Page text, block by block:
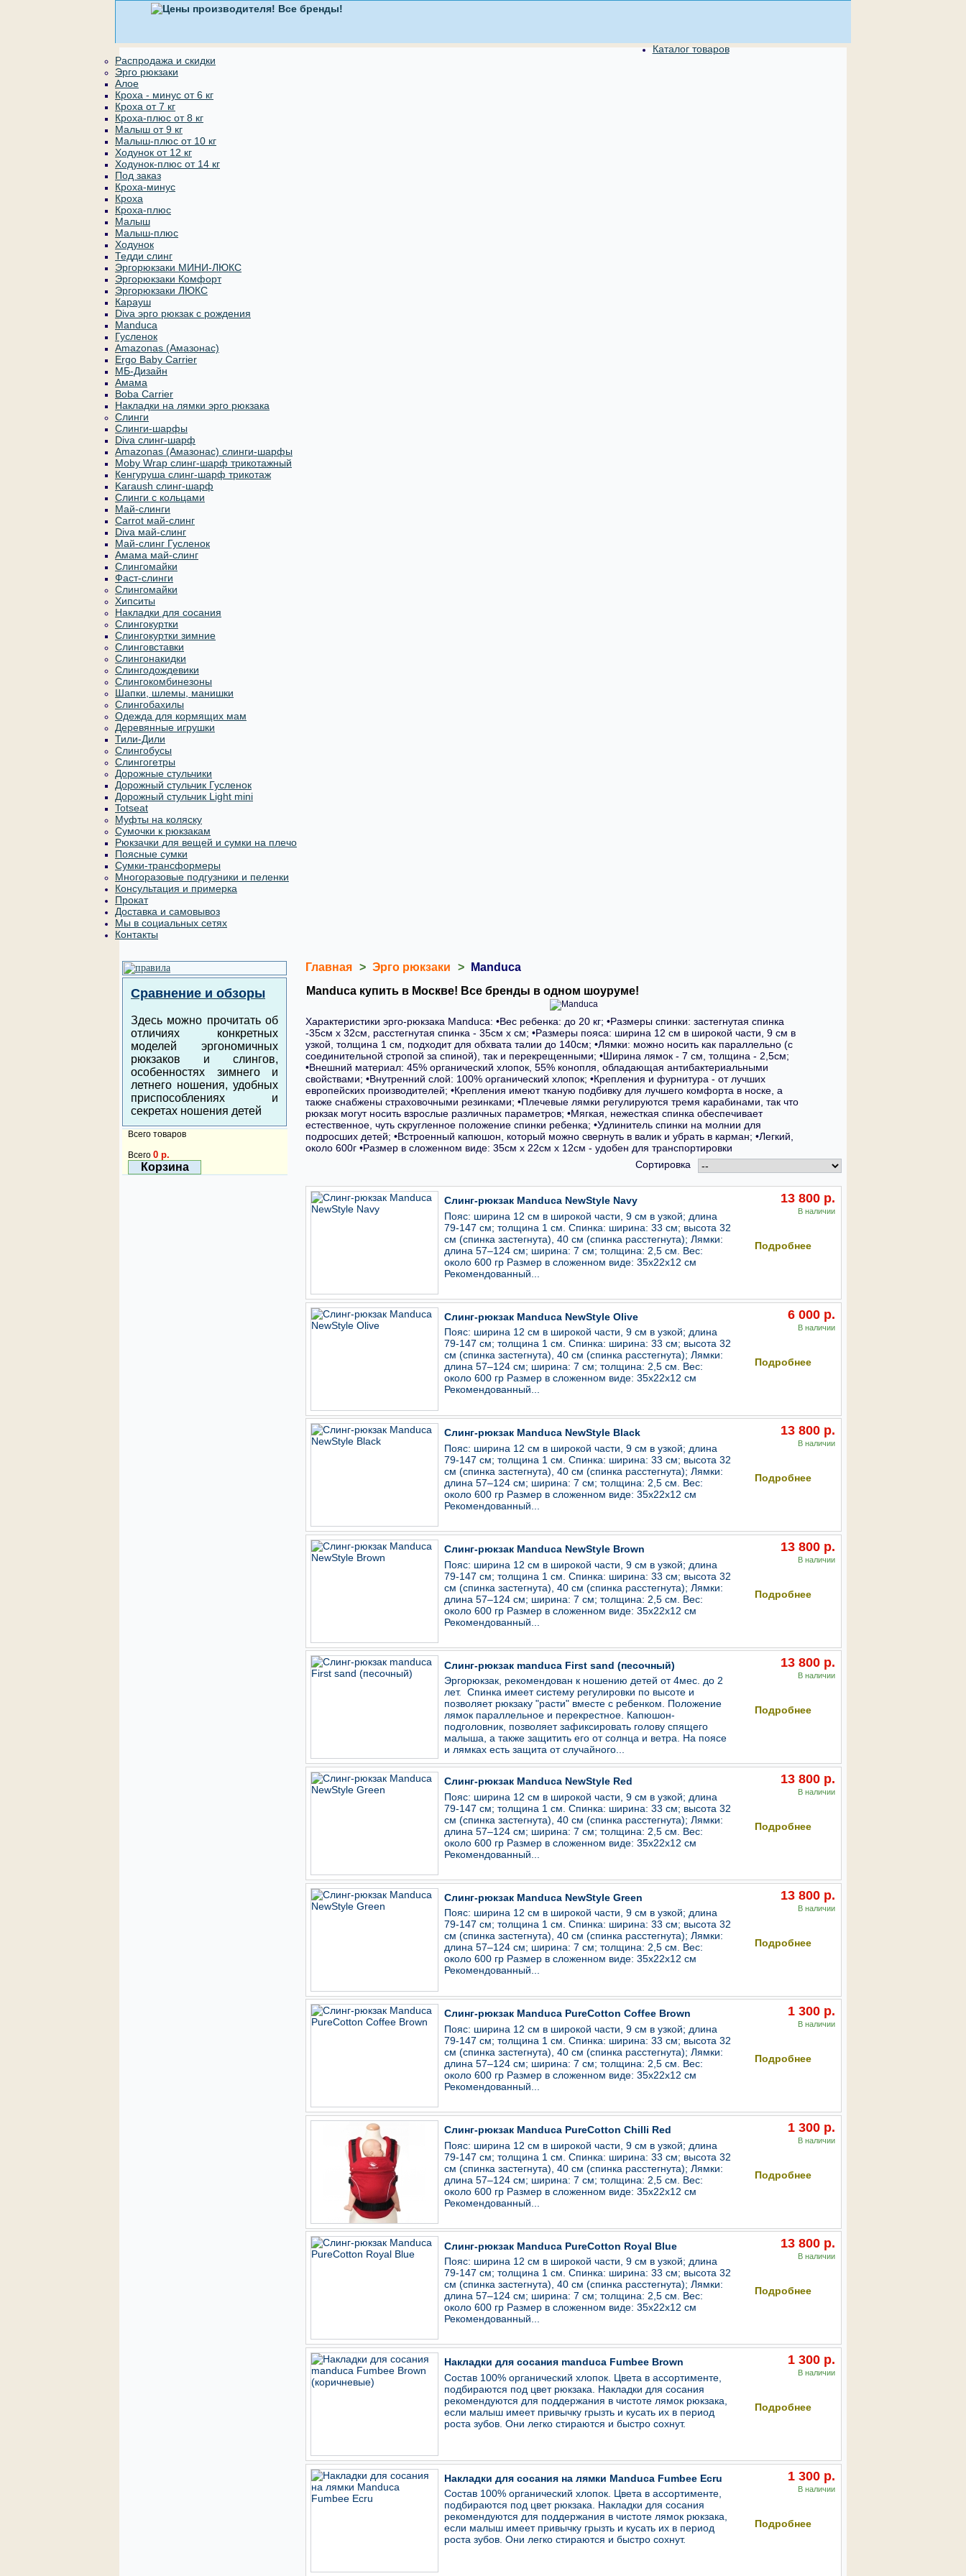
Каталог товаров
Распродажа и скидки
Эрго рюкзаки
Алое
Кроха - минус от 6 кг
Кроха от 7 кг
Кроха-плюс от 8 кг
Малыш от 9 кг
Малыш-плюс от 10 кг
Ходунок от 12 кг
Ходунок-плюс от 14 кг
Под заказ
Кроха-минус
Кроха
Кроха-плюс
Малыш
Малыш-плюс
Ходунок
Тедди слинг
Эргорюкзаки МИНИ-ЛЮКС
Эргорюкзаки Комфорт
Эргорюкзаки ЛЮКС
Карауш
Diva эрго рюкзак с рождения
Manduca
Гусленок
Amazonas (Амазонас)
Ergo Baby Carrier
МБ-Дизайн
Амама
Boba Carrier
Накладки на лямки эрго рюкзака
Слинги
Слинги-шарфы
Diva слинг-шарф
Amazonas (Амазонас) слинги-шарфы
Moby Wrap слинг-шарф трикотажный
Кенгуруша слинг-шарф трикотаж
Karaush слинг-шарф
Слинги с кольцами
Май-слинги
Carrot май-слинг
Diva май-слинг
Май-слинг Гусленок
Амама май-слинг
Слингомайки
Фаст-слинги
Слингомайки
Хипситы
Накладки для сосания
Слингокуртки
Слингокуртки зимние
Слинговставки
Слингонакидки
Слингодождевики
Слингокомбинезоны
Шапки, шлемы, манишки
Слингобахилы
Одежда для кормящих мам
Деревянные игрушки
Тили-Дили
Слингобусы
Слингогетры
Дорожные стульчики
Дорожный стульчик Гусленок
Дорожный стульчик Light mini
Totseat
Муфты на коляску
Сумочки к рюкзакам
Рюкзачки для вещей и сумки на плечо
Поясные сумки
Сумки-трансформеры
Многоразовые подгузники и пеленки
Консультация и примерка
Прокат
Доставка и самовывоз
Мы в социальных сетях
Контакты
Сравнение и обзоры
Здесь можно прочитать об
отличиях конкретных
моделей эргономичных
рюкзаков и слингов,
особенностях зимнего и
летнего ношения, удобных
приспособлениях и
секретах ношения детей
Всего товаров
Всего 0 р.
Корзина
Главная > Эрго рюкзаки >
Manduca
Manduca купить в Москве! Все бренды в одном шоуруме!
Характеристики эрго-рюкзака Manduca: •Вес ребенка: до 20 кг; •Размеры спинки: застегнутая спинка
-35см х 32см, расстегнутая спинка - 35см х см; •Размеры пояса: ширина 12 см в широкой части, 9 см в
узкой, толщина 1 см, подходит для обхвата талии до 140см; •Лямки: можно носить как параллельно (с
соединительной стропой за спиной), так и перекрещенными; •Ширина лямок - 7 см, толщина - 2,5см;
•Внешний материал: 45% органический хлопок, 55% конопля, обладающая антибактериальными
свойствами; •Внутренний слой: 100% органический хлопок; •Крепления и фурнитура - от лучших
европейских производителей; •Крепления имеют тканую подбивку для лучшего комфорта в носке, а
также снабжены страховочными резинками; •Плечевые лямки регулируются тремя карабинами, так что
рюкзак могут носить взрослые различных параметров; •Мягкая, нежесткая спинка обеспечивает
естественное, чуть скругленное положение спинки ребенка; •Удлинитель спинки на молнии для
подросших детей; •Встроенный капюшон, который можно свернуть в валик и убрать в карман; •Легкий,
около 600г •Размер в сложенном виде: 35см х 22см х 12см - удобен для транспортировки
Сортировка
Слинг-рюкзак Manduca NewStyle Navy
Пояс: ширина 12 см в широкой части, 9 см в узкой; длина
79-147 см; толщина 1 см. Спинка: ширина: 33 см; высота 32
см (спинка застегнута), 40 см (спинка расстегнута); Лямки:
длина 57–124 см; ширина: 7 см; толщина: 2,5 см. Вес:
около 600 гр Размер в сложенном виде: 35х22х12 см
Рекомендованный...
13 800 р.
В наличии
Подробнее
Слинг-рюкзак Manduca NewStyle Olive
Пояс: ширина 12 см в широкой части, 9 см в узкой; длина
79-147 см; толщина 1 см. Спинка: ширина: 33 см; высота 32
см (спинка застегнута), 40 см (спинка расстегнута); Лямки:
длина 57–124 см; ширина: 7 см; толщина: 2,5 см. Вес:
около 600 гр Размер в сложенном виде: 35х22х12 см
Рекомендованный...
6 000 р.
В наличии
Подробнее
Слинг-рюкзак Manduca NewStyle Black
Пояс: ширина 12 см в широкой части, 9 см в узкой; длина
79-147 см; толщина 1 см. Спинка: ширина: 33 см; высота 32
см (спинка застегнута), 40 см (спинка расстегнута); Лямки:
длина 57–124 см; ширина: 7 см; толщина: 2,5 см. Вес:
около 600 гр Размер в сложенном виде: 35х22х12 см
Рекомендованный...
13 800 р.
В наличии
Подробнее
Слинг-рюкзак Manduca NewStyle Brown
Пояс: ширина 12 см в широкой части, 9 см в узкой; длина
79-147 см; толщина 1 см. Спинка: ширина: 33 см; высота 32
см (спинка застегнута), 40 см (спинка расстегнута); Лямки:
длина 57–124 см; ширина: 7 см; толщина: 2,5 см. Вес:
около 600 гр Размер в сложенном виде: 35х22х12 см
Рекомендованный...
13 800 р.
В наличии
Подробнее
Слинг-рюкзак manduca First sand (песочный)
Эргорюкзак, рекомендован к ношению детей от 4мес. до 2
лет. Спинка имеет систему регулировки по высоте и
позволяет рюкзаку "расти" вместе с ребенком. Положение
лямок параллельное и перекрестное. Капюшон-
подголовник, позволяет зафиксировать голову спящего
малыша, а также защитить его от солнца и ветра. На поясе
и лямках есть защита от случайного...
13 800 р.
В наличии
Подробнее
Слинг-рюкзак Manduca NewStyle Red
Пояс: ширина 12 см в широкой части, 9 см в узкой; длина
79-147 см; толщина 1 см. Спинка: ширина: 33 см; высота 32
см (спинка застегнута), 40 см (спинка расстегнута); Лямки:
длина 57–124 см; ширина: 7 см; толщина: 2,5 см. Вес:
около 600 гр Размер в сложенном виде: 35х22х12 см
Рекомендованный...
13 800 р.
В наличии
Подробнее
Слинг-рюкзак Manduca NewStyle Green
Пояс: ширина 12 см в широкой части, 9 см в узкой; длина
79-147 см; толщина 1 см. Спинка: ширина: 33 см; высота 32
см (спинка застегнута), 40 см (спинка расстегнута); Лямки:
длина 57–124 см; ширина: 7 см; толщина: 2,5 см. Вес:
около 600 гр Размер в сложенном виде: 35х22х12 см
Рекомендованный...
13 800 р.
В наличии
Подробнее
Слинг-рюкзак Manduca PureCotton Coffee Brown
Пояс: ширина 12 см в широкой части, 9 см в узкой; длина
79-147 см; толщина 1 см. Спинка: ширина: 33 см; высота 32
см (спинка застегнута), 40 см (спинка расстегнута); Лямки:
длина 57–124 см; ширина: 7 см; толщина: 2,5 см. Вес:
около 600 гр Размер в сложенном виде: 35х22х12 см
Рекомендованный...
1 300 р.
В наличии
Подробнее
Слинг-рюкзак Manduca PureCotton Chilli Red
Пояс: ширина 12 см в широкой части, 9 см в узкой; длина
79-147 см; толщина 1 см. Спинка: ширина: 33 см; высота 32
см (спинка застегнута), 40 см (спинка расстегнута); Лямки:
длина 57–124 см; ширина: 7 см; толщина: 2,5 см. Вес:
около 600 гр Размер в сложенном виде: 35х22х12 см
Рекомендованный...
1 300 р.
В наличии
Подробнее
Слинг-рюкзак Manduca PureCotton Royal Blue
Пояс: ширина 12 см в широкой части, 9 см в узкой; длина
79-147 см; толщина 1 см. Спинка: ширина: 33 см; высота 32
см (спинка застегнута), 40 см (спинка расстегнута); Лямки:
длина 57–124 см; ширина: 7 см; толщина: 2,5 см. Вес:
около 600 гр Размер в сложенном виде: 35х22х12 см
Рекомендованный...
13 800 р.
В наличии
Подробнее
Накладки для сосания manduca Fumbee Brown
Состав 100% органический хлопок. Цвета в ассортименте,
подбираются под цвет рюкзака. Накладки для сосания
рекомендуются для поддержания в чистоте лямок рюкзака,
если малыш имеет привычку грызть и кусать их в период
роста зубов. Они легко стираются и быстро сохнут.
1 300 р.
В наличии
Подробнее
Накладки для сосания на лямки Manduca Fumbee Ecru
Состав 100% органический хлопок. Цвета в ассортименте,
подбираются под цвет рюкзака. Накладки для сосания
рекомендуются для поддержания в чистоте лямок рюкзака,
если малыш имеет привычку грызть и кусать их в период
роста зубов. Они легко стираются и быстро сохнут.
1 300 р.
В наличии
Подробнее